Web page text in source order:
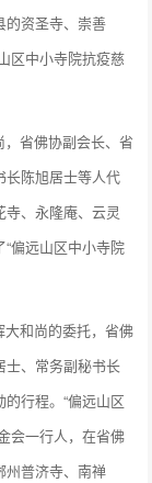
的资圣寺、崇善
区中小寺院抗疫慈
省佛协副会长、省
长陈旭居士等人代
、永隆庵、云灵
偏远山区中小寺院
和尚的委托，省佛
士、常务副秘书长
行程。“偏远山区
会一行人，在省佛
州普济寺、南禅